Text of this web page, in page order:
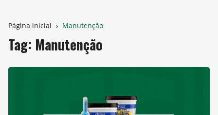
Página inicial Manutenção
Tag: Manutenção